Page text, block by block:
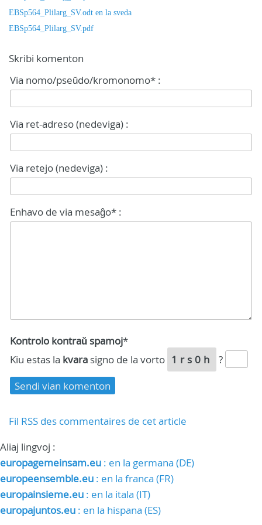
EBSp564_Plilarg_SV.odt en la sveda
EBSp564_Plilarg_SV.pdf
Skribi komenton
Via nomo/pseŭdo/kromonomo* :
Via ret-adreso (nedeviga) :
Via retejo (nedeviga) :
Enhavo de via mesaĝo* :
Kontrolo kontraŭ spamoj*
Kiu estas la kvara signo de la vorto 1rs0h ?
Fil RSS des commentaires de cet article
Aliaj lingvoj :
europagemeinsam.eu : en la germana (DE)
europeensemble.eu : en la franca (FR)
europainsieme.eu : en la itala (IT)
europajuntos.eu : en la hispana (ES)